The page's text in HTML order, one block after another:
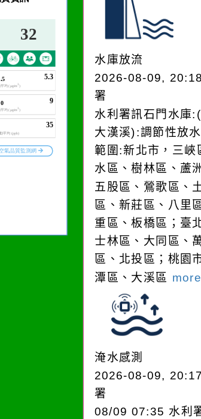
水庫放流
2026-08-09,
署
水利署訊石門水庫
大漢溪):調節性放
範圍:新北市，三峽
水區、樹林區、蘆
五股區、鶯歌區、
區、新莊區、八里
重區、板橋區；臺
士林區、大同區、
區、北投區；桃園
潭區、大溪區
淹水感測
2026-08-09,
署
08/09 07:35 水利
生活是一面鏡子。你對
笑，它就對你笑；你
它哭，它也對你哭。
在實現理
誘惑。